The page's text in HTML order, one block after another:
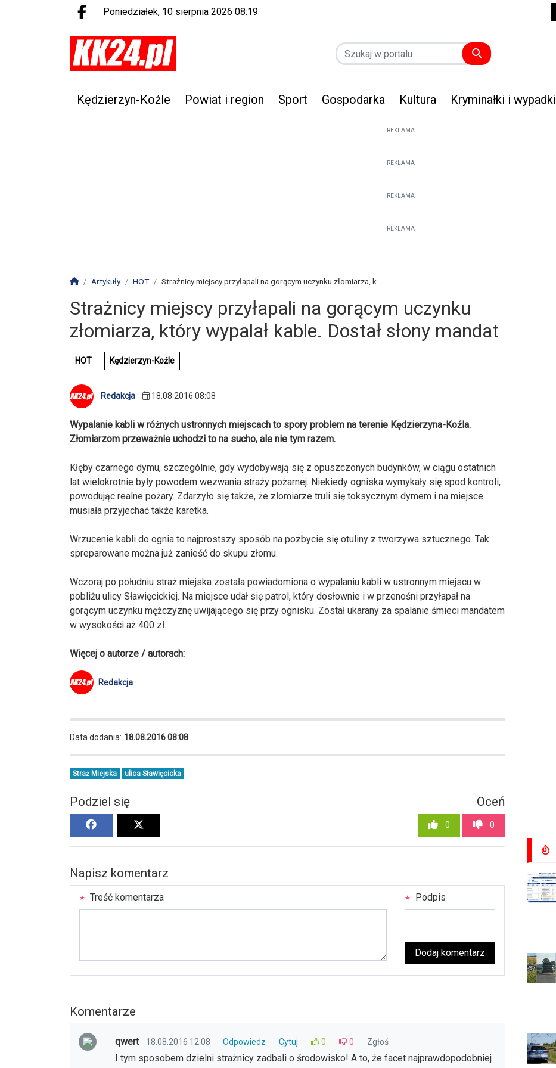
Facebook.com
poniedziałek, 10 sierpnia 2026 08:19
Kędzierzyn-Koźle Powiat i region Sport Gospodarka Kultura Kryminałki i wypadki
REKLAMA
REKLAMA
REKLAMA
REKLAMA
Strona główna
Artykuły HOT Strażnicy miejscy przyłapali na gorącym uczynku złomiarza, k...
Strażnicy miejscy przyłapali na gorącym uczynku
złomiarza, który wypalał kable. Dostał słony mandat
HOT Kędzierzyn-Koźle
Redakcja 18.08.2016 08:08
Wypalanie kabli w różnych ustronnych miejscach to spory problem na terenie Kędzierzyna-Koźla.
Złomiarzom przeważnie uchodzi to na sucho, ale nie tym razem.
Kłęby czarnego dymu, szczególnie, gdy wydobywają się z opuszczonych budynków, w ciągu ostatnich
lat wielokrotnie były powodem wezwania straży pożarnej. Niekiedy ogniska wymykały się spod kontroli,
powodując realne pożary. Zdarzyło się także, że złomiarze truli się toksycznym dymem i na miejsce
musiała przyjechać także karetka.
Wrzucenie kabli do ognia to najprostszy sposób na pozbycie się otuliny z tworzywa sztucznego. Tak
spreparowane można już zanieść do skupu złomu.
Wczoraj po południu straż miejska została powiadomiona o wypalaniu kabli w ustronnym miejscu w
pobliżu ulicy Sławięcickiej. Na miejsce udał się patrol, który dosłownie i w przenośni przyłapał na
gorącym uczynku mężczyznę uwijającego się przy ognisku. Został ukarany za spalanie śmieci mandatem
w wysokości aż 400 zł.
Więcej o autorze / autorach:
Redakcja
Data dodania: 18.08.2016 08:08
Straż Miejska ulica Sławięcicka
Podziel się Oceń
0 0
Napisz komentarz
Treść komentarza Podpis
Dodaj komentarz
Komentarze
qwert 18.08.2016 12:08 Odpowiedz Cytuj 0 0 Zgłoś
I tym sposobem dzielni strażnicy zadbali o środowisko! A to, że facet najprawdopodobniej